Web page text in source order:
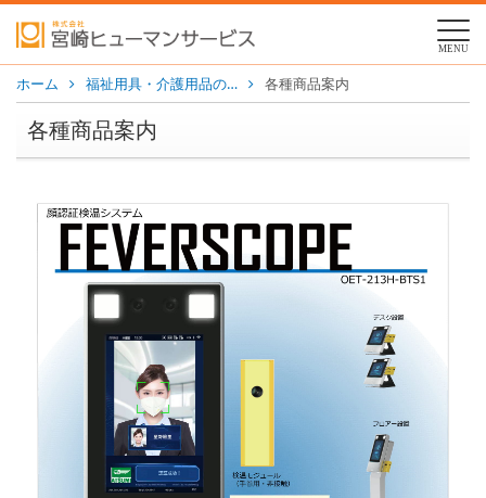
MENU
ホーム 福祉用具・介護用品の… 各種商品案内
各種商品案内